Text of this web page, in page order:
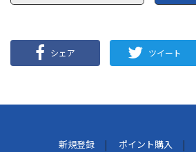
シェア ツイート
新規登録 ポイント購入